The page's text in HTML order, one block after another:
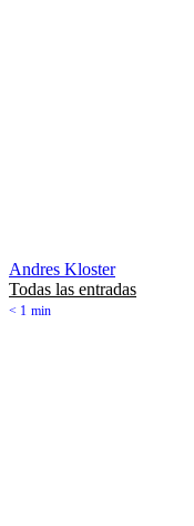
Andres Kloster
Todas las entradas
< 1 min